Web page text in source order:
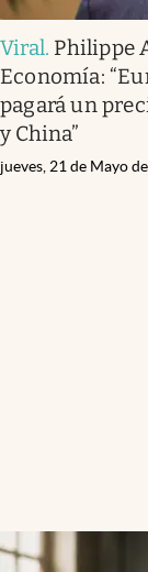
Viral. Philippe
Economía:
pagará un
y China”
jueves, 21 de Mayo